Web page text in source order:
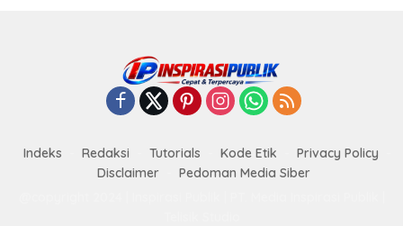
Indeks Redaksi Tutorials Kode Etik
Privacy Policy
Disclaimer
Pedoman Media Siber